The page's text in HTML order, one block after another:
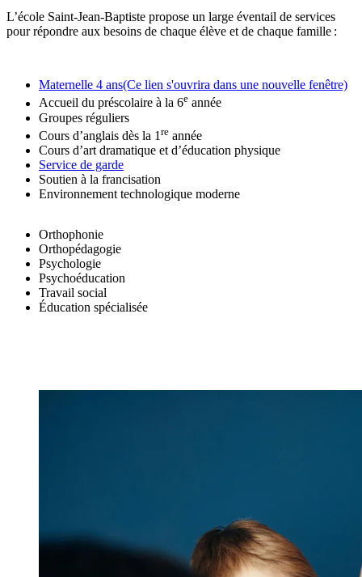
L’école Saint-Jean-Baptiste propose un large éventail de services
pour répondre aux besoins de chaque élève et de chaque famille :
Maternelle 4 ans(Ce lien s'ouvrira dans une nouvelle fenêtre)
Accueil du préscolaire à la 6e année
Groupes réguliers
Cours d’anglais dès la 1 re année
Cours d’art dramatique et d’éducation physique
Service de garde
Soutien à la francisation
Environnement technologique moderne
Orthophonie
Orthopédagogie
Psychologie
Psychoéducation
Travail social
Éducation spécialisée